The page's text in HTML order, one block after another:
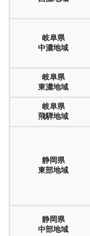
岐阜県
中濃地域
岐阜県
東濃地域
岐阜県
飛騨地域
静岡県
東部地域
静岡県
中部地域